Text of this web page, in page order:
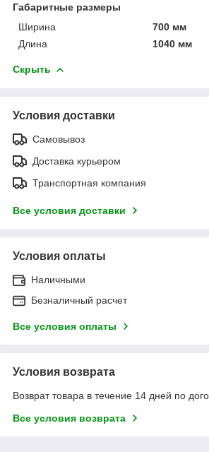
Габаритные размеры
Ширина
700 мм
Длина
1040 мм
Скрыть
Условия доставки
Самовывоз
Доставка курьером
Транспортная компания
Все условия доставки
Условия оплаты
Наличными
Безналичный расчет
Все условия оплаты
Условия возврата
Возврат товара в течение 14 дней по
Все условия возврата